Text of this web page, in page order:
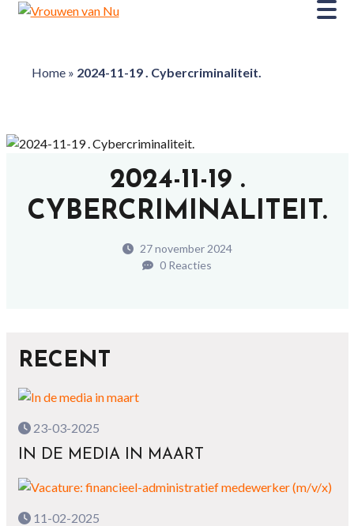
Home» 2024-11-19 . Cybercriminaliteit.
2024-11-19 .
CYBERCRIMINALITEIT.
27 november 2024
0 Reacties
RECENT
23-03-2025
IN DE MEDIA IN MAART
11-02-2025